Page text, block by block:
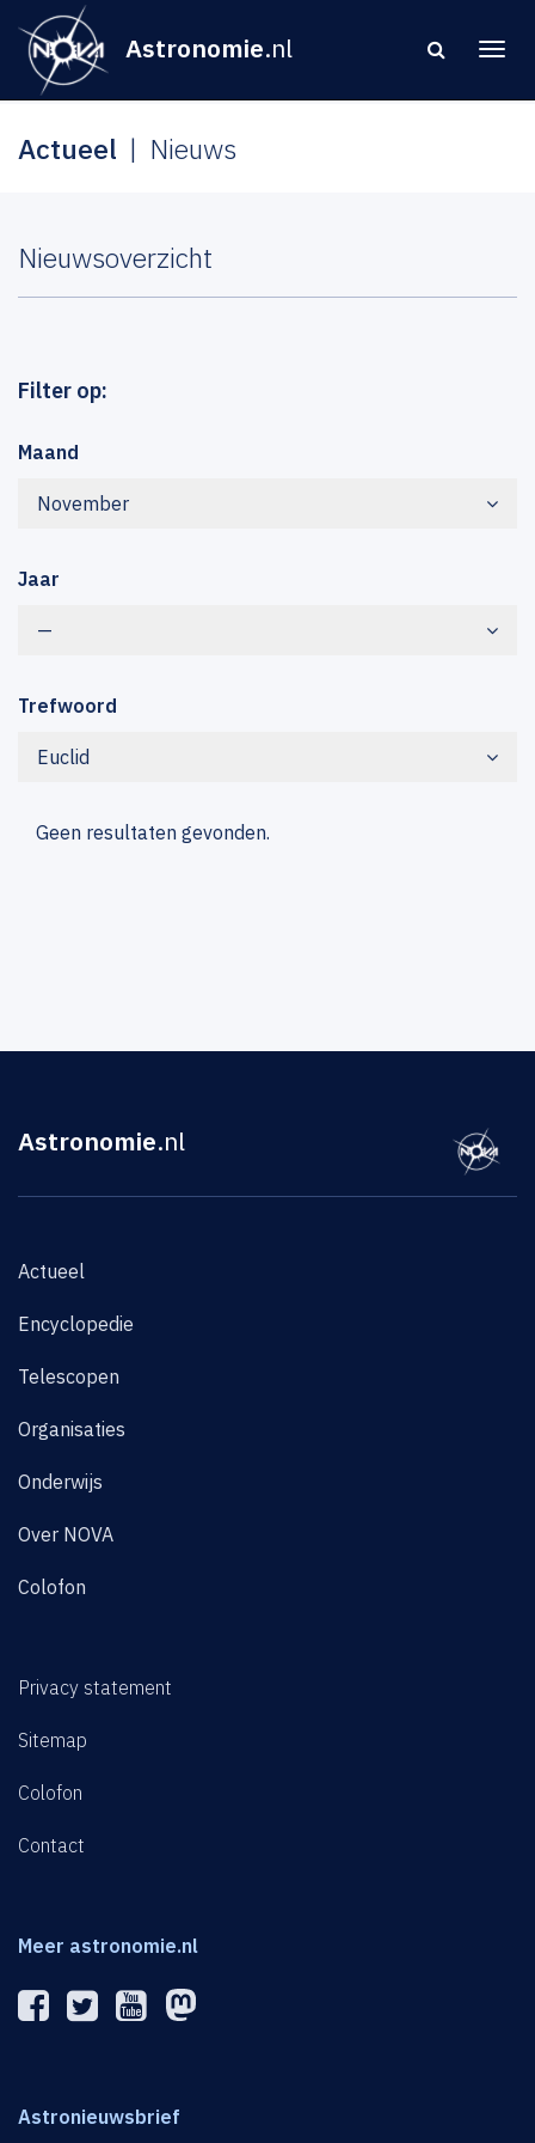
Astronomie.nl
Actueel Nieuws
Nieuwsoverzicht
Filter op:
Maand
November
Jaar
—
Trefwoord
Euclid
Geen resultaten gevonden.
Astronomie.nl
Actueel
Encyclopedie
Telescopen
Organisaties
Onderwijs
Over NOVA
Colofon
Privacy statement
Sitemap
Colofon
Contact
Meer astronomie.nl
Astronieuwsbrief